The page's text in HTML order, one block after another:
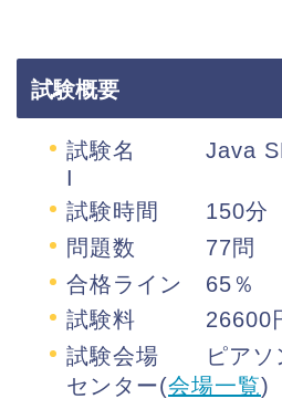
試験概要
試験名 Java SE
I
試験時間 150分
問題数 77問
合格ライン 65％
試験料 26600円
試験会場 ピアソ
センター(会場一覧)